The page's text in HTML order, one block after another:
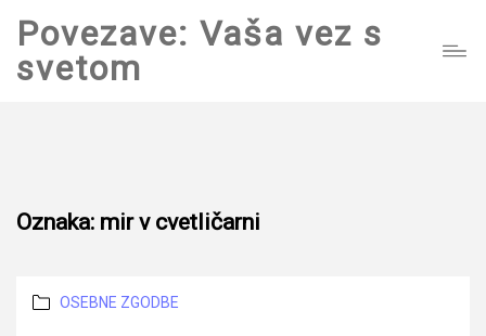
Povezave: Vaša vez s
svetom
Oznaka: mir v cvetličarni
Categories
OSEBNE ZGODBE